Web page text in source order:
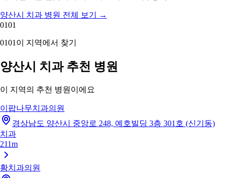
양산시 치과 병원 전체 보기
→
0101
0101 이 지역에서 찾기
양산시 치과 추천 병원
이 지역의 추천 병원이에요
이팝나무치과의원
경상남도 양산시 중앙로 248, 예호빌딩 3층 301호 (신기동)
치과
211m
황치과의원